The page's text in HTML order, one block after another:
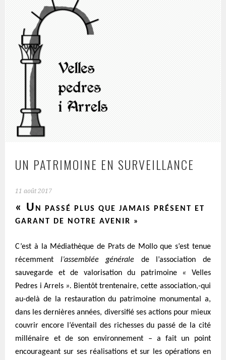
UN PATRIMOINE EN SURVEILLANCE
11 août 2017
« U N PASSÉ PLUS QUE JAMAIS PRÉSENT ET
GARANT DE NOTRE AVENIR »
C’est à la Médiathèque de Prats de Mollo que s’est tenue
récemment l’assemblée générale de l’association de
sauvegarde et de valorisation du patrimoine « Velles
Pedres i Arrels». Bientôt trentenaire, cette association,-qui
au-delà de la restauration du patrimoine monumental a,
dans les dernières années, diversifié ses actions pour mieux
couvrir encore l’éventail des richesses du passé de la cité
millénaire et de son environnement – a fait un point
encourageant sur ses réalisations et sur les opérations en